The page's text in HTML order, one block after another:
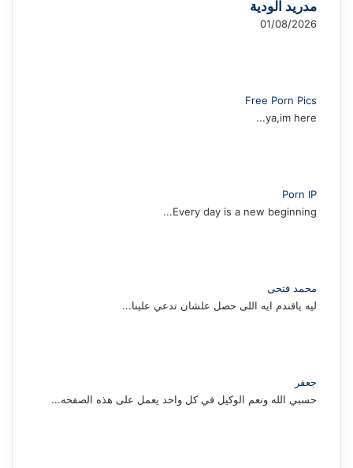
مدريد الودية
01/08/2026
Free Porn Pics
ya,im here...
Porn IP
Every day is a new beginning...
محمد فتحى
ليه يافندم ايه اللى حصل علشان تدعي علينا...
جعفر
حسبي الله ونعم الوكيل في كل واحد يعمل على هذه الصفحه...